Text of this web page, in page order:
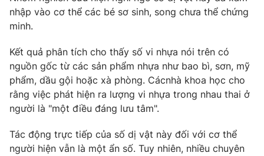
Giải sao mai
Sao
Làm đẹp
Tuyển sinh
Học trực tuyến
Hitech Công nghệ tương lai
Sản phẩm
Thị trường
Tư vấn
Giao lưu trực tuyến
Lịch phát sóng
Chuyên mục khác
nhập vào cơ thể các bé sơ sinh, song chưa thể chứng
minh.
Kết quả phân tích cho thấy số vi nhựa nói trên có
nguồn gốc từ các sản phẩm nhựa như bao bì, sơn, mỹ
phẩm, dầu gội hoặc xà phòng. Cácnhà khoa học cho
rằng việc phát hiện ra lượng vi nhựa trong nhau thai ở
người là "một điều đáng lưu tâm".
Tác động trực tiếp của số dị vật này đối với cơ thể
người hiện vẫn là một ẩn số. Tuy nhiên, nhiều chuyên